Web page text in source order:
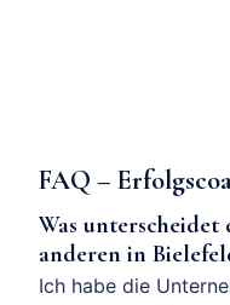
FAQ –
Was
anderen in
Ich habe die